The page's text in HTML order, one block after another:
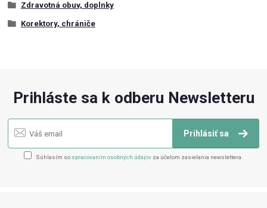
Zdravotná obuv, doplnky
Korektory, chrániče
Prihláste sa k odberu Newsletteru
Prihlásiť sa
Súhlasím so spracovaním osobných údajov za účelom zasielania newslettera.